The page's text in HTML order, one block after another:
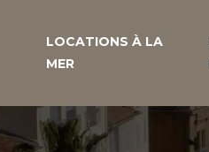
LOCATIONS À LA
MER